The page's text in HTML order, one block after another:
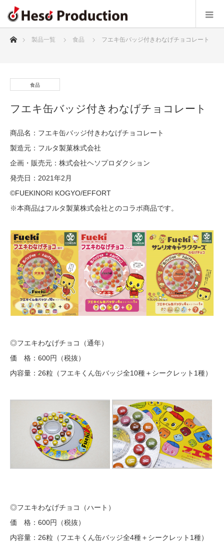
ホーム製品一覧 食品 フエキ缶バッジ付きわなげチョコレート
食品
フエキ缶バッジ付きわなげチョコレート
商品名：フエキ缶バッジ付きわなげチョコレート
製造元：フルタ製菓株式会社
企画・販売元：株式会社ヘソプロダクション
発売日：2021年2月
©️FUEKINORI KOGYO/EFFORT
※本商品はフルタ製菓株式会社とのコラボ商品です。
◎フエキわなげチョコ（通年）
価 格：600円（税抜）
内容量：26粒（フエキくん缶バッジ全10種＋シークレット1種）
◎フエキわなげチョコ（ハート）
価 格：600円（税抜）
内容量：26粒（フエキくん缶バッジ全4種＋シークレット1種）